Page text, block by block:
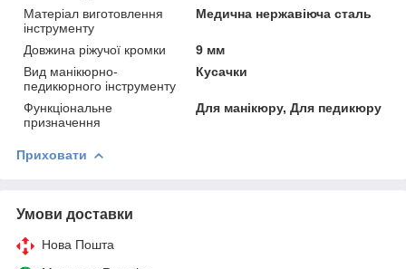
Матеріал виготовлення
інструменту
Медична нержавіюча сталь
Довжина ріжучої кромки
9 мм
Вид манікюрно-
педикюрного інструменту
Кусачки
Функціональне
призначення
Для манікюру, Для педикюру
Приховати
Умови доставки
Нова Пошта